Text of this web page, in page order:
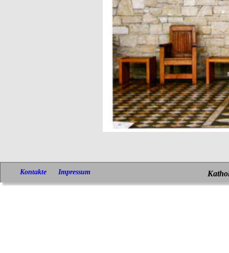
Kontakte Impressum